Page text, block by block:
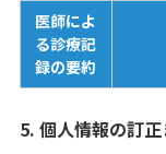
医師によ
る診療記
録の要約
5. 個人情報の訂